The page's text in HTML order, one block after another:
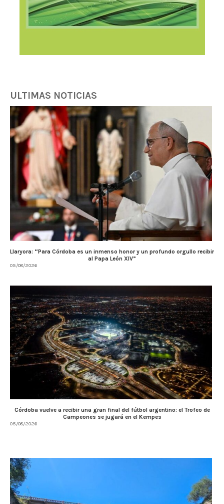
ULTIMAS NOTICIAS
Llaryora: “Para Córdoba es un inmenso honor y un profundo orgullo recibir
al Papa León XIV”
05/08/2026
Córdoba vuelve a recibir una gran final del fútbol argentino: el Trofeo de
Campeones se jugará en el Kempes
05/08/2026